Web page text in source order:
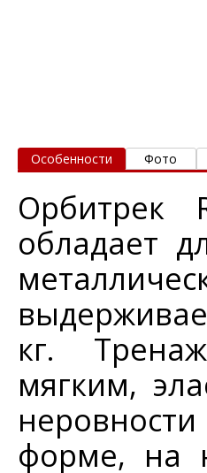
Особенности Фото
Орбитрек
обладает
кг.
мягким,
форме, на